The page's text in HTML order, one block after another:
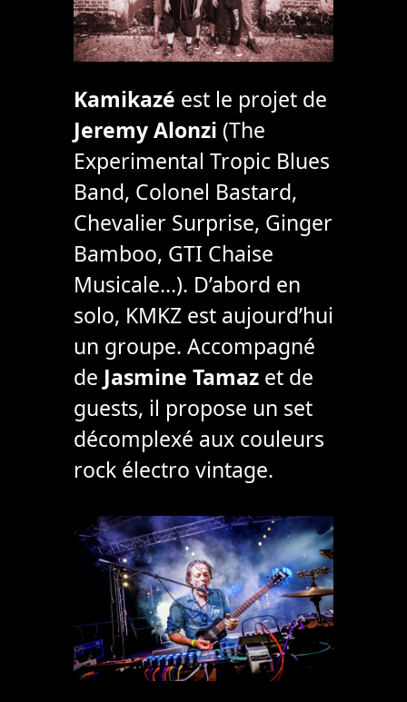
Kamikazé est le projet de
Jeremy Alonzi (The
Experimental Tropic Blues
Band, Colonel Bastard,
Chevalier Surprise, Ginger
Bamboo, GTI Chaise
Musicale…). D’abord en
solo, KMKZ est aujourd’hui
un groupe. Accompagné
de Jasmine Tamazet de
guests, il propose un set
décomplexé aux couleurs
rock électro vintage.